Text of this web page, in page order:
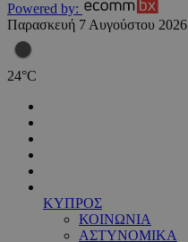
Powered by:
Παρασκευή 7 Αυγούστου 2026
24°C
ΚΥΠΡΟΣ
ΚΟΙΝΩΝΙΑ
ΑΣΤΥΝΟΜΙΚΑ